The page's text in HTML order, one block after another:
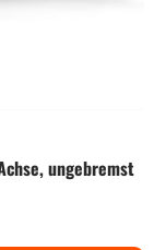
ungebremst